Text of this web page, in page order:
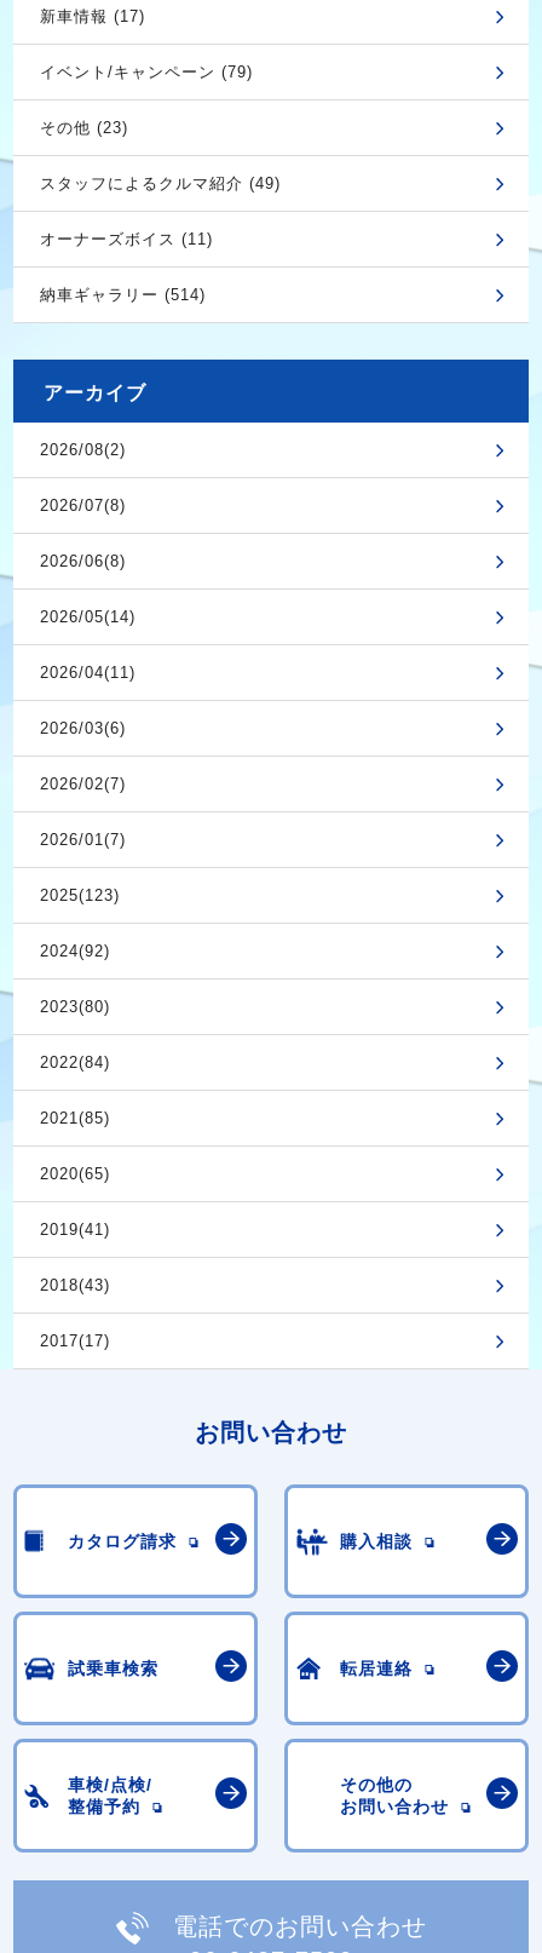
新車情報 (17)
イベント/キャンペーン (79)
その他 (23)
スタッフによるクルマ紹介 (49)
オーナーズボイス (11)
納車ギャラリー (514)
アーカイブ
2026/08(2)
2026/07(8)
2026/06(8)
2026/05(14)
2026/04(11)
2026/03(6)
2026/02(7)
2026/01(7)
2025(123)
2024(92)
2023(80)
2022(84)
2021(85)
2020(65)
2019(41)
2018(43)
2017(17)
お問い合わせ
カタログ請求 購入相談
試乗車検索 転居連絡
車検/点検/
整備予約
その他の
お問い合わせ
電話でのお問い合わせ